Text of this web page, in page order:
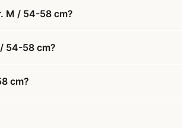
M / 54-58 cm?
54-58 cm?
cm?